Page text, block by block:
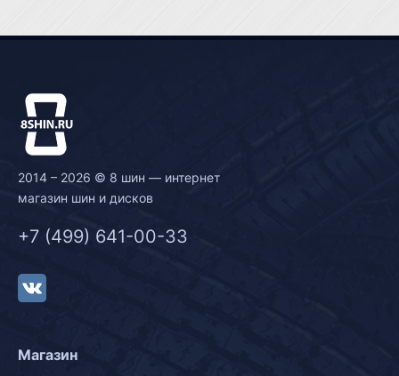
2014 – 2026 © 8 шин — интернет
магазин шин и дисков
+7 (499) 641-00-33
Магазин